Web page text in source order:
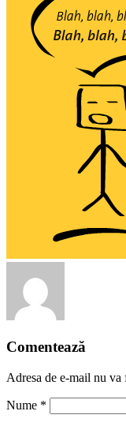
Comentează
Adresa de e-mail nu
Nume *